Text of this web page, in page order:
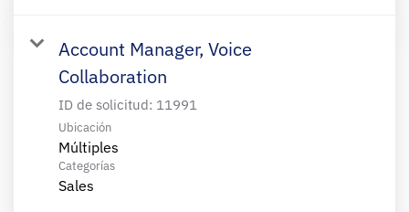
Account Manager, Voice
Collaboration
ID de solicitud: 11991
Ubicación
Múltiples
Categorías
Sales